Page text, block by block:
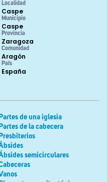
Localidad
Caspe
Municipio
Caspe
Provincia
Zaragoza
Comunidad
Aragón
País
España
Partes de una iglesia
Partes de la cabecera
Presbiterios
semicirculares